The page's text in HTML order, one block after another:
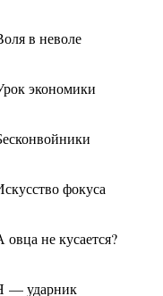
в неволе
экономики
фокуса
овца не кусается?
— ударник